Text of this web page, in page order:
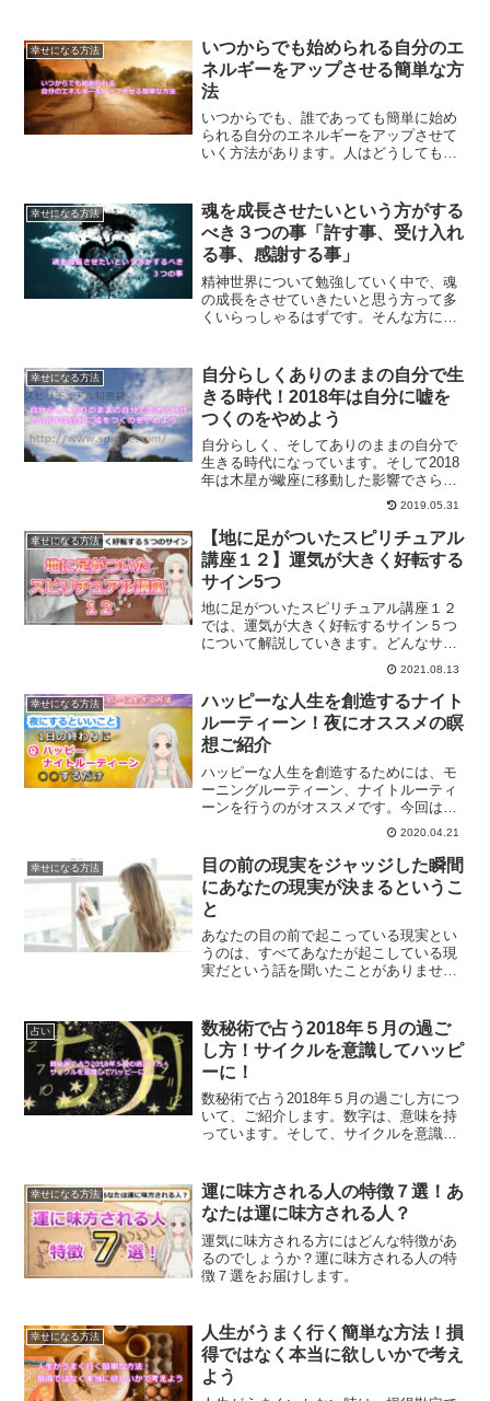
説していきます。
幸せになる方法
いつからでも始められる自分のエ
ネルギーをアップさせる簡単な方
法
いつからでも、誰であっても簡単に始め
られる自分のエネルギーをアップさせて
いく方法があります。人はどうしても、
滞ってしまったりするのです。エネルギ
ーアップの方法とは？
幸せになる方法
魂を成長させたいという方がする
べき３つの事「許す事、受け入れ
る事、感謝する事」
精神世界について勉強していく中で、魂
の成長をさせていきたいと思う方って多
くいらっしゃるはずです。そんな方に重
ェックしていきましょう。
幸せになる方法
自分らしくありのままの自分で生
きる時代！2018年は自分に嘘を
つくのをやめよう
自分らしく、そしてありのままの自分で
生きる時代になっています。そして2018
年は木星が蠍座に移動した影響でさらに
進化して、自分に嘘をつくのをやめる時
代がやってきます。自分に嘘をつかない
で生きる方法について、ご紹介します。
2019.05.31
幸せになる方法
【地に足がついたスピリチュアル
講座１２】運気が大きく好転する
サイン5つ
地に足がついたスピリチュアル講座１２
では、運気が大きく好転するサイン５つ
について解説していきます。どんなサイ
ンが現れたら運気好転のとき？ 2021.08.13
幸せになる方法
ハッピーな人生を創造するナイト
ルーティーン！夜にオススメの瞑
想ご紹介
ハッピーな人生を創造するためには、モ
ーニングルーティーン、ナイトルーティ
ーンを行うのがオススメです。今回は夜
にオススメの瞑想について、また、習慣
化することでウイルパワーの消費が減っ
ていくことについて解説していきます。
2020.04.21
幸せになる方法
目の前の現実をジャッジした瞬間
にあなたの現実が決まるというこ
と
あなたの目の前で起こっている現実とい
うのは、すべてあなたが起こしている現
実だという話を聞いたことがありません
す。
占い
数秘術で占う2018年５月の過ご
し方！サイクルを意識してハッピ
ーに！
数秘術で占う2018年５月の過ごし方につ
いて、ご紹介します。数字は、意味を持
っています。そして、サイクルを意識し
す。
幸せになる方法
運に味方される人の特徴７選！あ
なたは運に味方される人？
運気に味方される方にはどんな特徴があ
るのでしょうか？運に味方される人の特
徴７選をお届けします。
幸せになる方法
人生がうまく行く簡単な方法！損
得ではなく本当に欲しいかで考え
よう